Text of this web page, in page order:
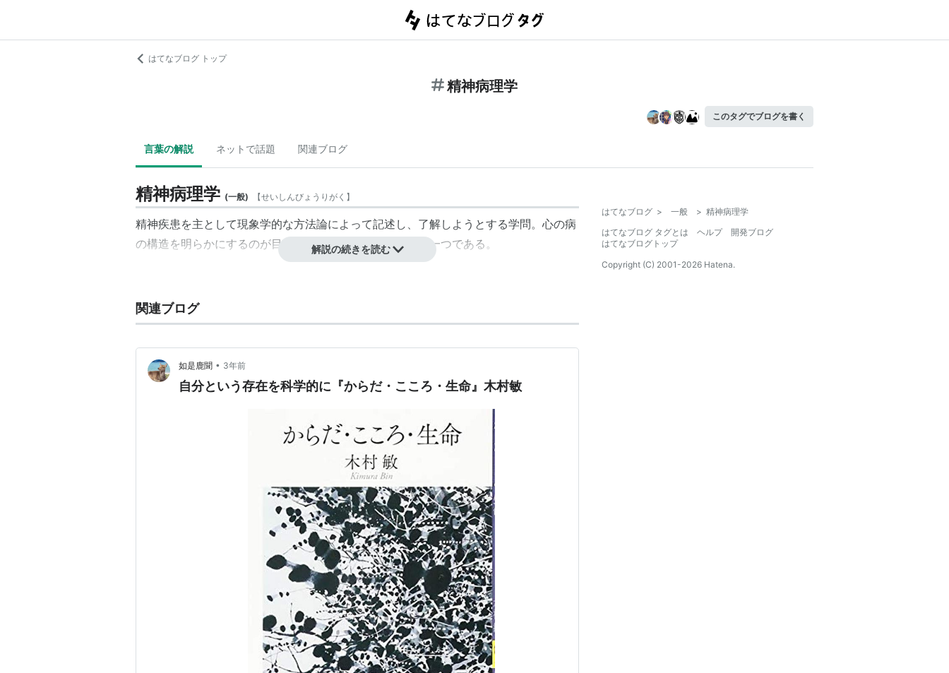
はてなブログ トップ
精神病理学
このタグでブログを書く
言葉の解説 ネットで話題 関連ブログ
精神病理学 (一般) 【せいしんびょうりがく 】
精神疾患を主として現象学的な方法論によって記述し、了解しようとする学問。心の病
の構造を明らかにするのが目的で、精神医学の基礎分野の一つである。
解説の続きを読む
関連ブログ
如是鹿聞 • 3年前
自分という存在を科学的に『からだ・こころ・生命』木村敏
はてなブログ > 一般 > 精神病理学
はてなブログ タグとは
ヘルプ
開発ブログ
はてなブログトップ
Copyright (C) 2001-2026 Hatena.